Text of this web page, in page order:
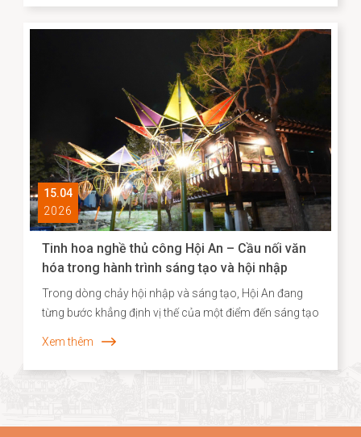
và năng lực sáng tạo của cộng đồng cư dân địa
phương. Những năm gần đây, công tác kiểm kê, nhận
diện và xây dựng hồ sơ khoa học đối với các Di sản văn
hóa phi vật thể đã được triển khai một cách hệ thống,
góp phần định hình cơ sở dữ liệu quan trọng cho chiến
lược bảo tồn và phát huy giá trị di sản trong bối cảnh
15.04
2026
Tinh hoa nghề thủ công Hội An – Cầu nối văn
hóa trong hành trình sáng tạo và hội nhập
Trong dòng chảy hội nhập và sáng tạo, Hội An đang
từng bước khẳng định vị thế của một điểm đến sáng tạo
thức mới mẻ. Năm 2026, dấu ấn ấy tiếp tục được lan
chọn đồng hành cùng các chương trình kích cầu du
Xem thêm